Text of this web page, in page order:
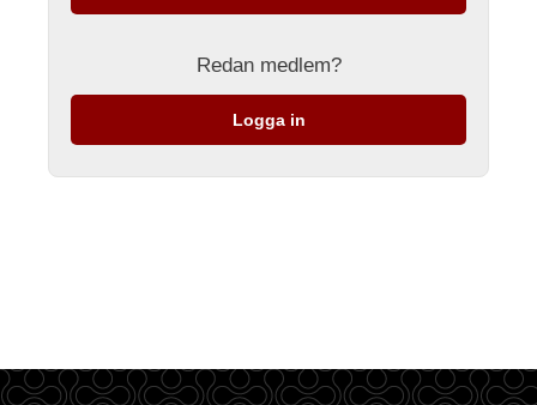
Redan medlem?
Logga in